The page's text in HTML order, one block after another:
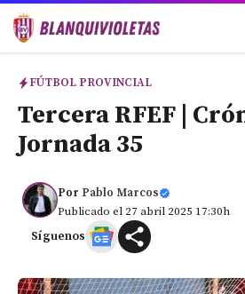
Saltar
FÚTBOL PROVINCIAL
Tercera RFEF |
Jornada 35
Por Pablo Marcos
Publicado el 27 abril 2025 17:30h
Síguenos